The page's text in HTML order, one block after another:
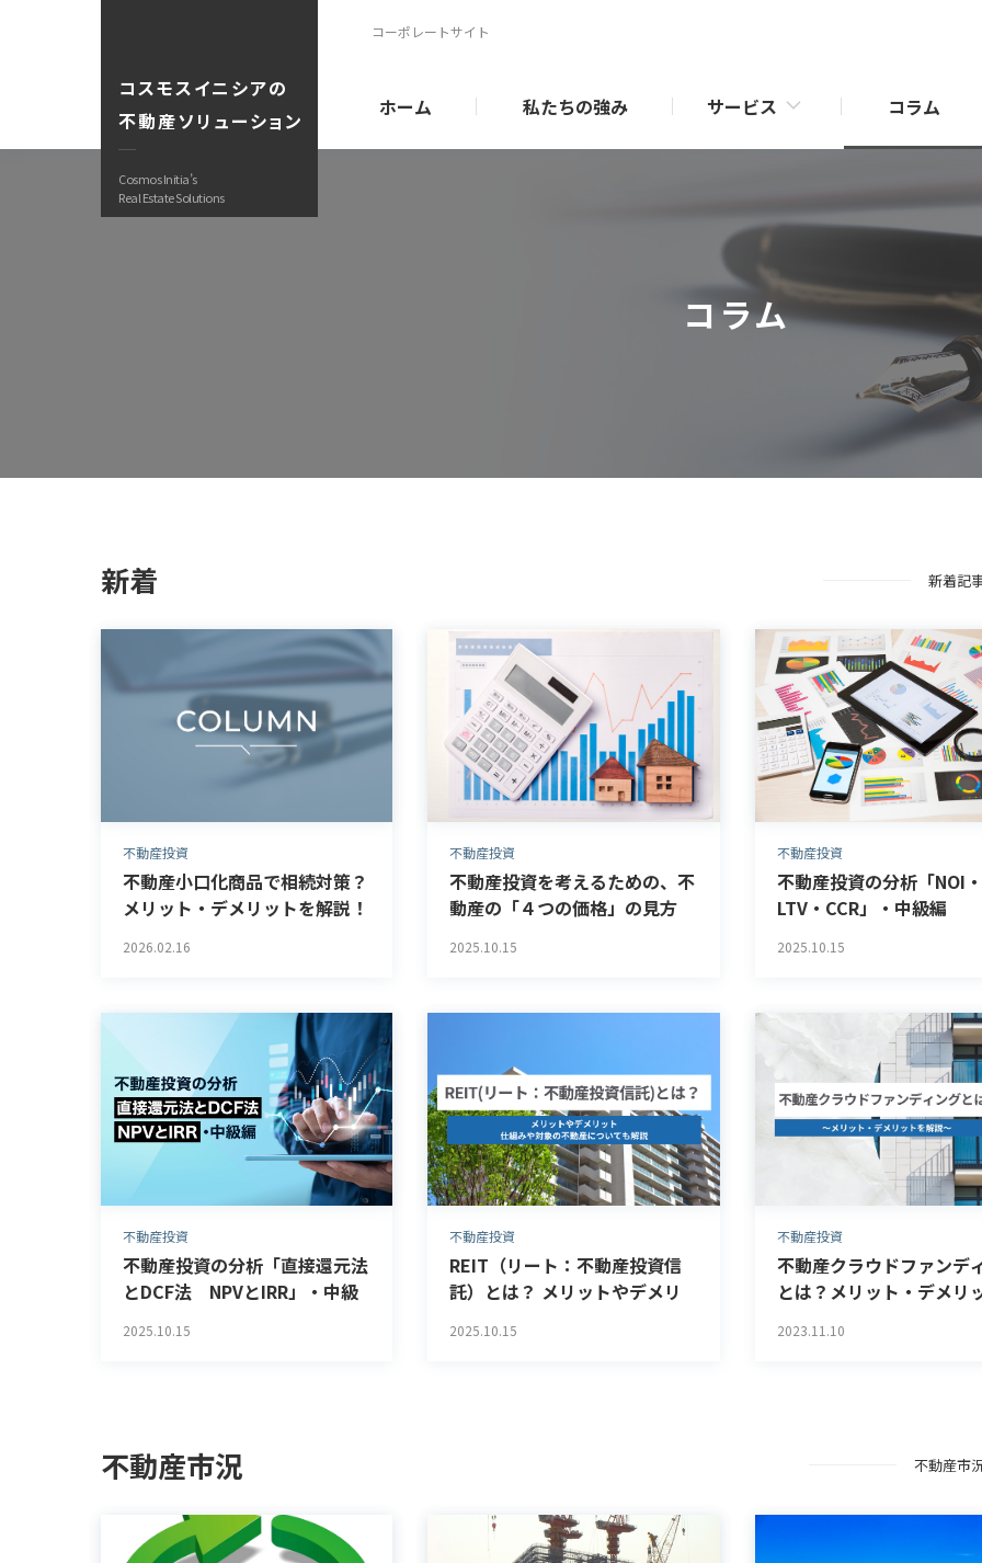
コスモスイニシアの
不動産ソリューション
Cosmos Initia’s
Real Estate Solutions
コーポレートサイト
ホーム 私たちの強み サービス コラム
売却サポート
査定・収支シミュレーション
相続・事業承継サポート
コラム
新着 新着記
不動産投資
不動産小口化商品で相続対策？
メリット・デメリットを解説！
2026.02.16
不動産投資
不動産投資を考えるための、不
動産の「４つの価格」の見方
2025.10.15
不動産投資
不動産投資の分析「NOI・
LTV・CCR」・中級編
2025.10.15
不動産投資
不動産投資の分析「直接還元法
とDCF法 NPVとIRR」・中級
2025.10.15
不動産投資
REIT（リート：不動産投資信
託）とは？ メリットやデメリ
ついても解説
2025.10.15
不動産投資
不動産クラウドファンデ
とは？メリット・デメリ
2023.11.10
不動産市況 不動産市